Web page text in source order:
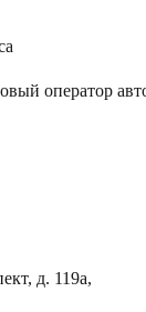
оператор
д. 119а,